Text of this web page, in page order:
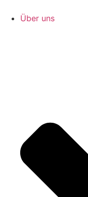
Inhalt Über uns